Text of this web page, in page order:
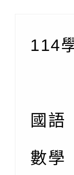
114
國
數